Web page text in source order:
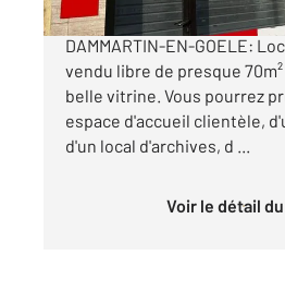
Idéalement situé au coeur
DAMMARTIN-EN-GOELE:
vendu libre de presque
belle vitrine. Vous pourrez
espace d'accueil clientèle,
d'un local d'archives, d ...
Voir le détail